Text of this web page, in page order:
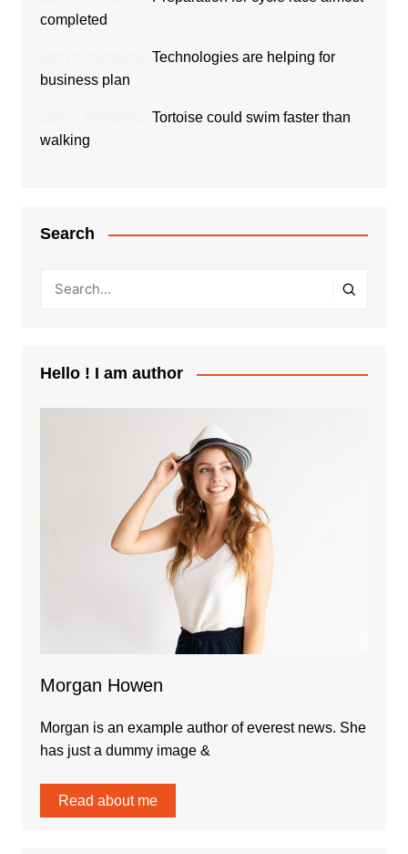
completed
Technologies are helping for
business plan
Tortoise could swim faster than
walking
Search
Hello ! I am author
Morgan Howen
Morgan is an example author of everest news. She
has just a dummy image &
Read about me